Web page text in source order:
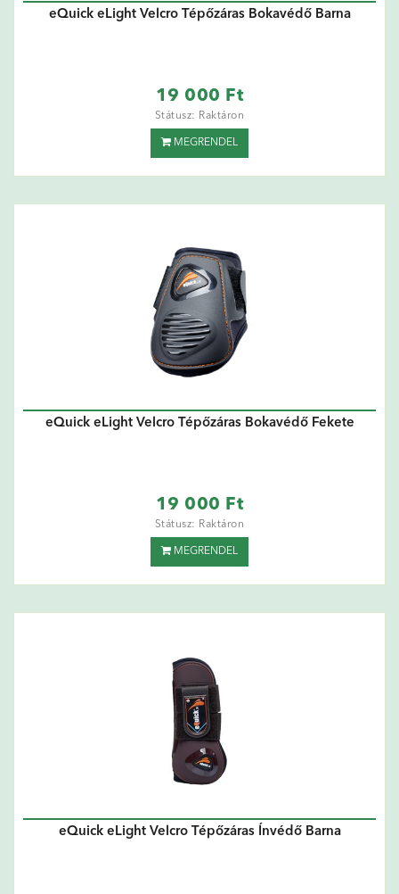
eQuick eLight Velcro Tépőzáras Bokavédő Barna
19 000 Ft
Státusz: Raktáron
MEGRENDEL
eQuick eLight Velcro Tépőzáras Bokavédő Fekete
19 000 Ft
Státusz: Raktáron
MEGRENDEL
eQuick eLight Velcro Tépőzáras Ínvédő Barna